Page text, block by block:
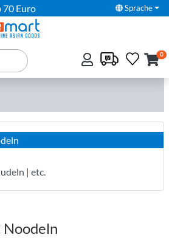
70 Euro Sprache
0
| etc.
Noodeln